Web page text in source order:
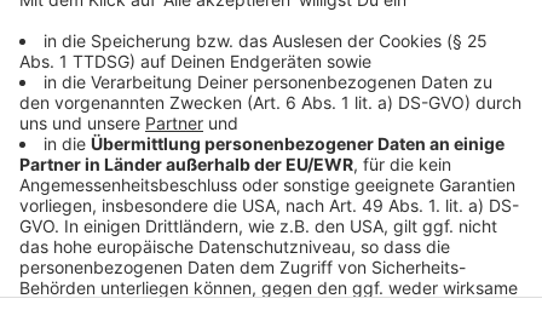
Anzeige
Anzeige